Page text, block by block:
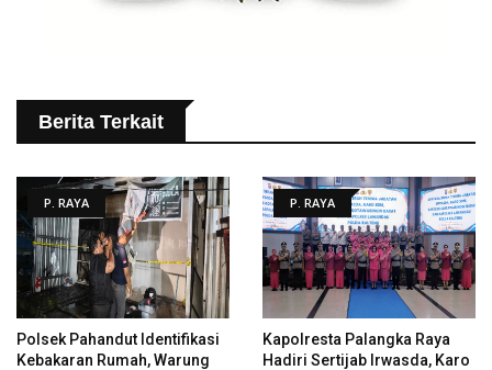
Berita Terkait
P. RAYA
Polsek Pahandut Identifikasi
Kebakaran Rumah, Warung
P. RAYA
Kapolresta Palangka Raya
Hadiri Sertijab Irwasda, Karo